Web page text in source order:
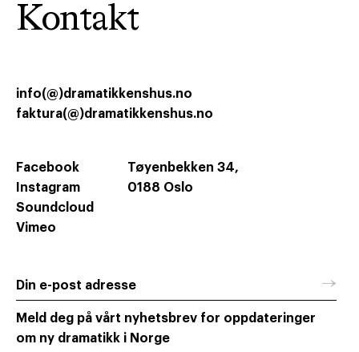
Kontakt
Tøyenbekken 34,
0188 Oslo
info(@)dramatikkenshus.no
faktura(@)dramatikkenshus.no
Facebook
Instagram
Soundcloud
Vimeo
Din e-post adresse →
Meld deg på vårt nyhetsbrev for oppdateringer
om ny dramatikk i Norge